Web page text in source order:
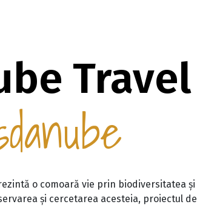
o comoară vie prin biodiversitatea
și cercetarea acesteia, proiectul